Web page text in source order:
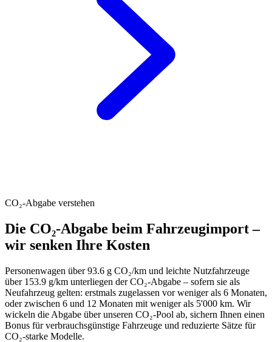
CO₂-Abgabe verstehen
Die CO₂-Abgabe beim Fahrzeugimport –
wir senken Ihre Kosten
Personenwagen über 93.6 g CO₂/km und leichte Nutzfahrzeuge
über 153.9 g/km unterliegen der CO₂-Abgabe – sofern sie als
Neufahrzeug gelten: erstmals zugelassen vor weniger als 6 Monaten,
oder zwischen 6 und 12 Monaten mit weniger als 5'000 km. Wir
wickeln die Abgabe über unseren CO₂-Pool ab, sichern Ihnen einen
Bonus für verbrauchsgünstige Fahrzeuge und reduzierte Sätze für
CO₂-starke Modelle.